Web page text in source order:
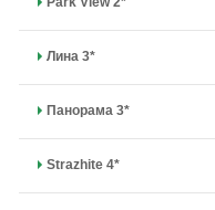
Лина 3*
Панорама 3*
Strazhite 4*